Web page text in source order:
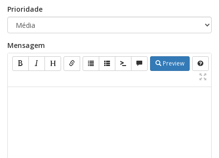
Prioridade
Mensagem
Preview